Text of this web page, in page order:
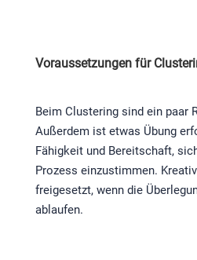
Voraussetzungen für
Beim Clustering sind ein paar
Außerdem ist etwas Übung
Fähigkeit und Bereitschaft,
Prozess einzustimmen.
freigesetzt, wenn die
ablaufen.